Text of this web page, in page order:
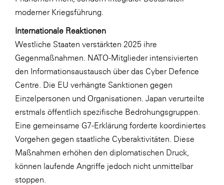
moderner Kriegsführung.
Internationale Reaktionen
Westliche Staaten verstärkten 2025 ihre
Gegenmaßnahmen. NATO-Mitglieder intensivierten
den Informationsaustausch über das Cyber Defence
Centre. Die EU verhängte Sanktionen gegen
Einzelpersonen und Organisationen. Japan verurteilte
erstmals öffentlich spezifische Bedrohungsgruppen.
Eine gemeinsame G7-Erklärung forderte koordiniertes
Vorgehen gegen staatliche Cyberaktivitäten. Diese
Maßnahmen erhöhen den diplomatischen Druck,
können laufende Angriffe jedoch nicht unmittelbar
stoppen.